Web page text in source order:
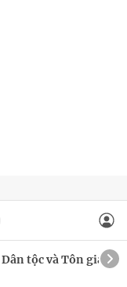
Dân tộc và Tôn giáo